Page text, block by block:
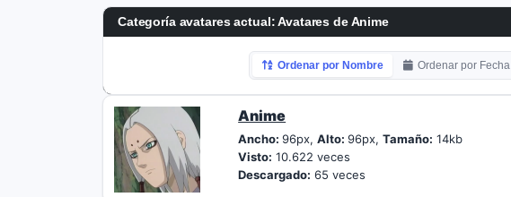
Categoría avatares actual: Avatares de Anime
Ordenar por Nombre Ordenar por Fecha
Anime
Ancho:96px,Alto:96px,Tamaño: 14kb
Visto: 10.622 veces
Descargado: 65 veces